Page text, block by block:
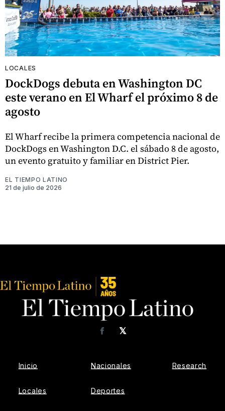
LOCALES
DockDogs debuta en Washington DC
este verano en El Wharf el próximo 8 de
agosto
El Wharf recibe la primera competencia nacional de
DockDogs en Washington D.C. el sábado 8 de agosto,
un evento gratuito y familiar en District Pier.
EL TIEMPO LATINO
21 de julio de 2026
𝕏
Facebook
Inicio
Locales
Nacionales
Deportes
Research